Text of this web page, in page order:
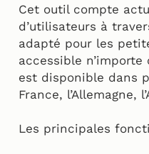
Cet outil compte
d’utilisateurs à
adapté pour les
accessible
est disponible dans
France, l’Allemagne,
Les principales